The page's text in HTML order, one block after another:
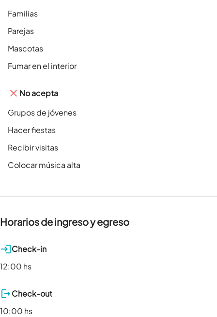
Familias
Parejas
Mascotas
Fumar en el interior
No acepta
Grupos de jóvenes
Hacer fiestas
Recibir visitas
Colocar música alta
Horarios de ingreso y egreso
Check-in
12:00 hs
Check-out
10:00 hs